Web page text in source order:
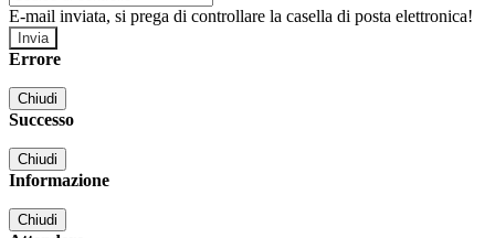
E-mail inviata, si prega di controllare la casella di posta elettronica!
Errore
Chiudi
Successo
Chiudi
Informazione
Chiudi